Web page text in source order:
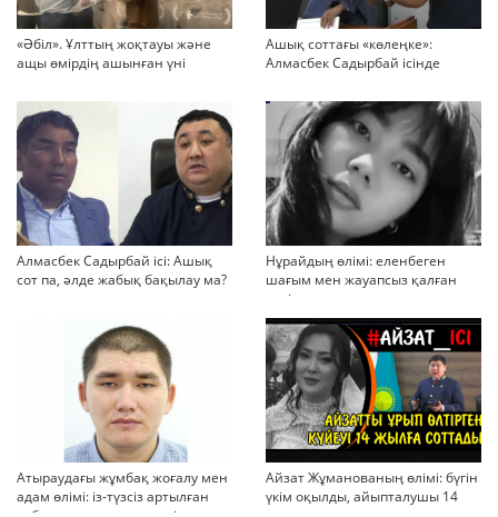
«Әбіл». Ұлттың жоқтауы және
ащы өмірдің ашынған үні
Ашық соттағы «көлеңке»:
Алмасбек Садырбай ісінде
көбейіп барады
Алмасбек Садырбай ісі: Ашық
сот па, әлде жабық бақылау ма?
Нұрайдың өлімі: еленбеген
шағым мен жауапсыз қалған
қауіп
Атыраудағы жұмбақ жоғалу мен
адам өлімі: із-түзсіз артылған
Айзат Жұманованың өлімі: бүгін
үкім оқылды, айыпталушы 14